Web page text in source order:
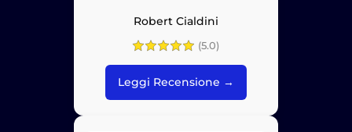
Robert Cialdini
(5.0)
Leggi Recensione →